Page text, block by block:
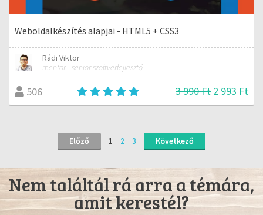
Weboldalkészítés alapjai - HTML5 + CSS3
Rádi Viktor
mentor - senior szoftverfejlesztő
506 3 990 Ft 2 993 Ft
Előző 1 2 3 Következő
Nem találtál rá arra a témára,
amit kerestél?